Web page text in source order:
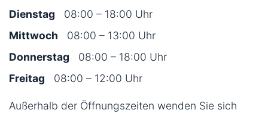
Dienstag
08:00 – 18:00 Uhr
Mittwoch
08:00 – 13:00 Uhr
Donnerstag
08:00 – 18:00 Uhr
Freitag
08:00 – 12:00 Uhr
Außerhalb der Öffnungszeiten wenden Sie sich